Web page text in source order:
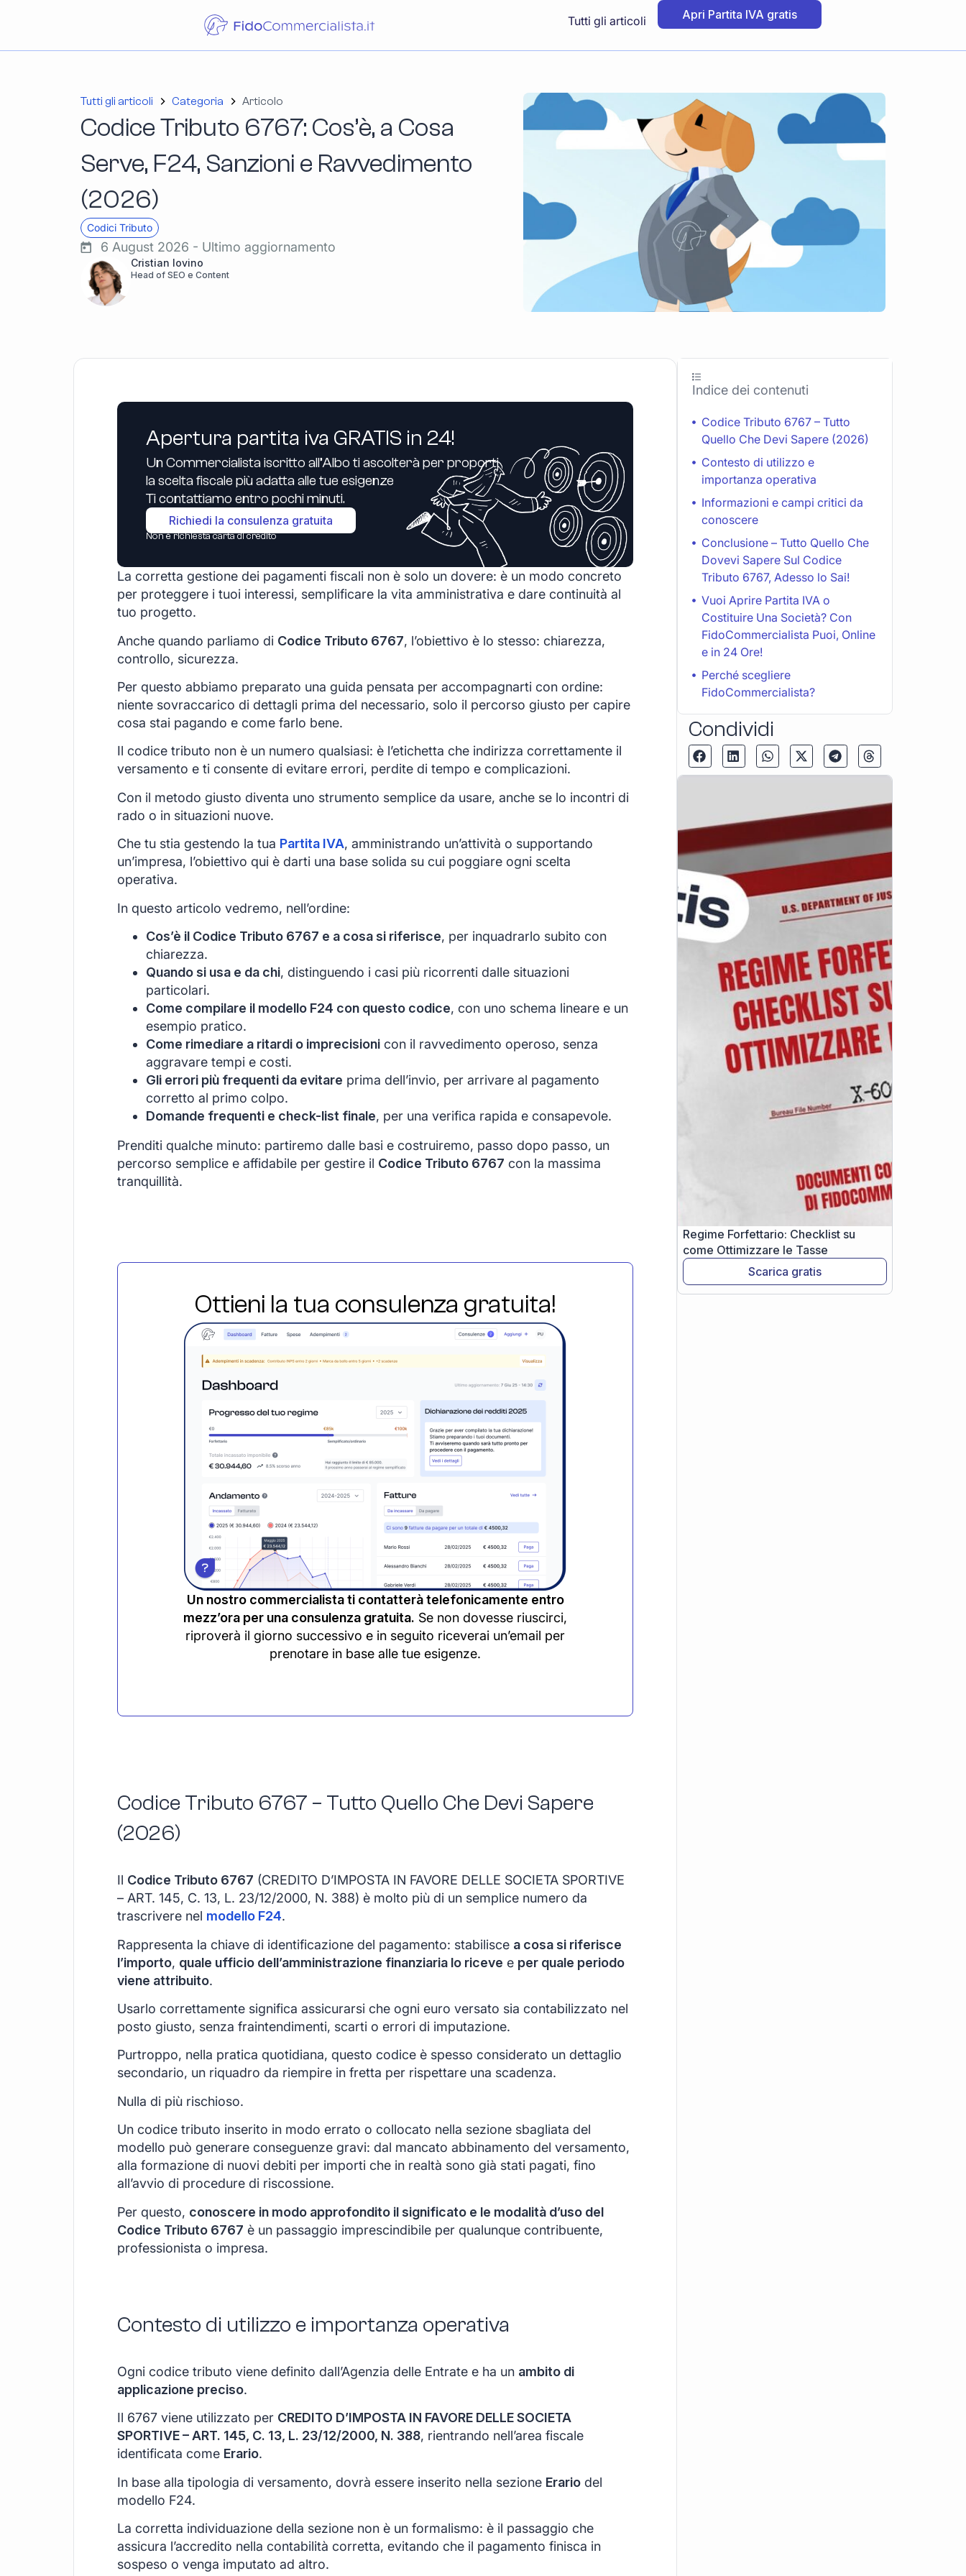
Tutti gli articoli Apri Partita IVA gratis
Tutti gli articoli Categoria Articolo
Codice Tributo 6767: Cos’è, a Cosa
Serve, F24, Sanzioni e Ravvedimento
(2026)
Codici Tributo
6 August 2026 - Ultimo aggiornamento
Cristian Iovino
Head of SEO e Content
Apertura partita iva GRATIS in 24!
Un Commercialista iscritto all’Albo ti ascolterà per proporti
la scelta fiscale più adatta alle tue esigenze
Ti contattiamo entro pochi minuti.
Richiedi la consulenza gratuita
Non è richiesta carta di credito
La corretta gestione dei pagamenti fiscali non è solo un dovere: è un modo concreto
per proteggere i tuoi interessi, semplificare la vita amministrativa e dare continuità al
tuo progetto.
Anche quando parliamo di Codice Tributo 6767, l’obiettivo è lo stesso: chiarezza,
controllo, sicurezza.
Per questo abbiamo preparato una guida pensata per accompagnarti con ordine:
niente sovraccarico di dettagli prima del necessario, solo il percorso giusto per capire
cosa stai pagando e come farlo bene.
Il codice tributo non è un numero qualsiasi: è l’etichetta che indirizza correttamente il
versamento e ti consente di evitare errori, perdite di tempo e complicazioni.
Con il metodo giusto diventa uno strumento semplice da usare, anche se lo incontri di
rado o in situazioni nuove.
Che tu stia gestendo la tua Partita IVA, amministrando un’attività o supportando
un’impresa, l’obiettivo qui è darti una base solida su cui poggiare ogni scelta
operativa.
In questo articolo vedremo, nell’ordine:
Cos’è il Codice Tributo 6767 e a cosa si riferisce, per inquadrarlo subito con
chiarezza.
Quando si usa e da chi, distinguendo i casi più ricorrenti dalle situazioni
particolari.
Come compilare il modello F24 con questo codice, con uno schema lineare e un
esempio pratico.
Come rimediare a ritardi o imprecisioni con il ravvedimento operoso, senza
aggravare tempi e costi.
Gli errori più frequenti da evitare prima dell’invio, per arrivare al pagamento
corretto al primo colpo.
Domande frequenti e check-list finale, per una verifica rapida e consapevole.
Prenditi qualche minuto: partiremo dalle basi e costruiremo, passo dopo passo, un
percorso semplice e affidabile per gestire il Codice Tributo 6767 con la massima
tranquillità.
Ottieni la tua consulenza gratuita!
Un nostro commercialista ti contatterà telefonicamente entro
mezz’ora per una consulenza gratuita. Se non dovesse riuscirci,
riproverà il giorno successivo e in seguito riceverai un’email per
prenotare in base alle tue esigenze.
Codice Tributo 6767 – Tutto Quello Che Devi Sapere
(2026)
Il Codice Tributo 6767 (CREDITO D’IMPOSTA IN FAVORE DELLE SOCIETA SPORTIVE
– ART. 145, C. 13, L. 23/12/2000, N. 388) è molto più di un semplice numero da
trascrivere nel modello F24.
Rappresenta la chiave di identificazione del pagamento: stabilisce a cosa si riferisce
l’importo, quale ufficio dell’amministrazione finanziaria lo riceve e per quale periodo
viene attribuito.
Usarlo correttamente significa assicurarsi che ogni euro versato sia contabilizzato nel
posto giusto, senza fraintendimenti, scarti o errori di imputazione.
Purtroppo, nella pratica quotidiana, questo codice è spesso considerato un dettaglio
secondario, un riquadro da riempire in fretta per rispettare una scadenza.
Nulla di più rischioso.
Un codice tributo inserito in modo errato o collocato nella sezione sbagliata del
modello può generare conseguenze gravi: dal mancato abbinamento del versamento,
alla formazione di nuovi debiti per importi che in realtà sono già stati pagati, fino
all’avvio di procedure di riscossione.
Per questo, conoscere in modo approfondito il significato e le modalità d’uso del
Codice Tributo 6767 è un passaggio imprescindibile per qualunque contribuente,
professionista o impresa.
Contesto di utilizzo e importanza operativa
Ogni codice tributo viene definito dall’Agenzia delle Entrate e ha un ambito di
applicazione preciso.
Il 6767 viene utilizzato per CREDITO D’IMPOSTA IN FAVORE DELLE SOCIETA
SPORTIVE – ART. 145, C. 13, L. 23/12/2000, N. 388, rientrando nell’area fiscale
identificata come Erario.
In base alla tipologia di versamento, dovrà essere inserito nella sezione Erario del
modello F24.
La corretta individuazione della sezione non è un formalismo: è il passaggio che
assicura l’accredito nella contabilità corretta, evitando che il pagamento finisca in
sospeso o venga imputato ad altro.
Indice dei contenuti
Codice Tributo 6767 – Tutto
Quello Che Devi Sapere (2026)
Contesto di utilizzo e
importanza operativa
Informazioni e campi critici da
conoscere
Conclusione – Tutto Quello Che
Dovevi Sapere Sul Codice
Tributo 6767, Adesso lo Sai!
Vuoi Aprire Partita IVA o
Costituire Una Società? Con
FidoCommercialista Puoi, Online
e in 24 Ore!
Perché scegliere
FidoCommercialista?
Condividi
Regime Forfettario: Checklist su
come Ottimizzare le Tasse
Scarica gratis